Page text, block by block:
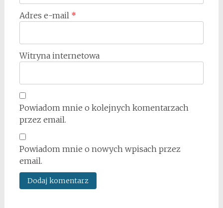
Adres e-mail *
Witryna internetowa
Powiadom mnie o kolejnych komentarzach
przez email.
Powiadom mnie o nowych wpisach przez
email.